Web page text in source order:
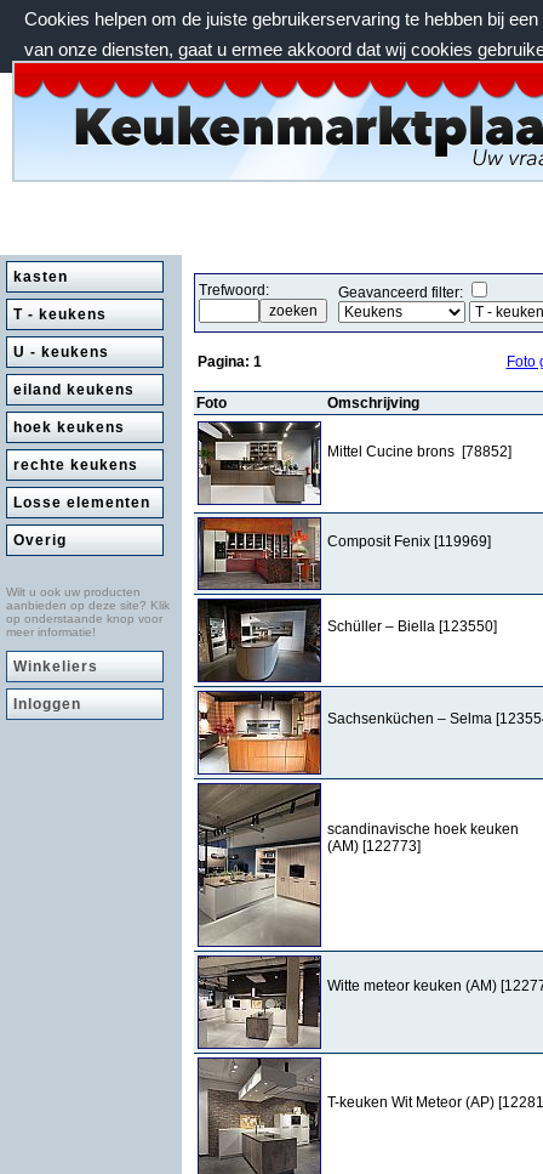
Cookies helpen om de juiste gebruikerservaring te hebben bij
van onze diensten, gaat u ermee akkoord dat wij cookies
maandag 10 augustus 2026, 16:48 uur
kasten
T - keukens
U - keukens
eiland keukens
hoek keukens
rechte keukens
Losse elementen
Overig
Wilt u ook uw producten
aanbieden op deze site? Klik
op onderstaande knop voor
meer informatie!
Winkeliers
Inloggen
Trefwoord: Geavanceerd filter:
Pagina: 1 Foto
Foto Omschrijving
Mittel Cucine brons [78852]
Composit Fenix [119969]
Schüller – Biella [123550]
Sachsenküchen – Selma
scandinavische hoek keuken
(AM) [122773]
Witte meteor keuken (AM)
T-keuken Wit Meteor (AP)